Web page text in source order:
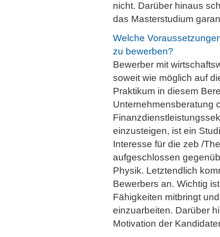
nicht. Darüber hinaus
das Masterstudium
Welche
zu bewerben?
Bewerber mit
soweit wie möglich auf
Praktikum in diesem
Unternehmensberatung
einzusteigen, ist ein
Interesse für die zeb /
aufgeschlossen
Physik. Letztendlich
Bewerbers an. Wichtig
Fähigkeiten mitbringt
einzuarbeiten. Darüber
Motivation der